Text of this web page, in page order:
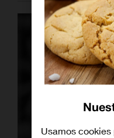
Usamos